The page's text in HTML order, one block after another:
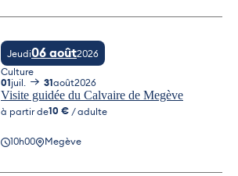
Visite guidée du Calvaire de Megève
à partir de10 € / adulte
10h00 Megève
Jeudi06 août2026
Culture
01juil. 31août2026